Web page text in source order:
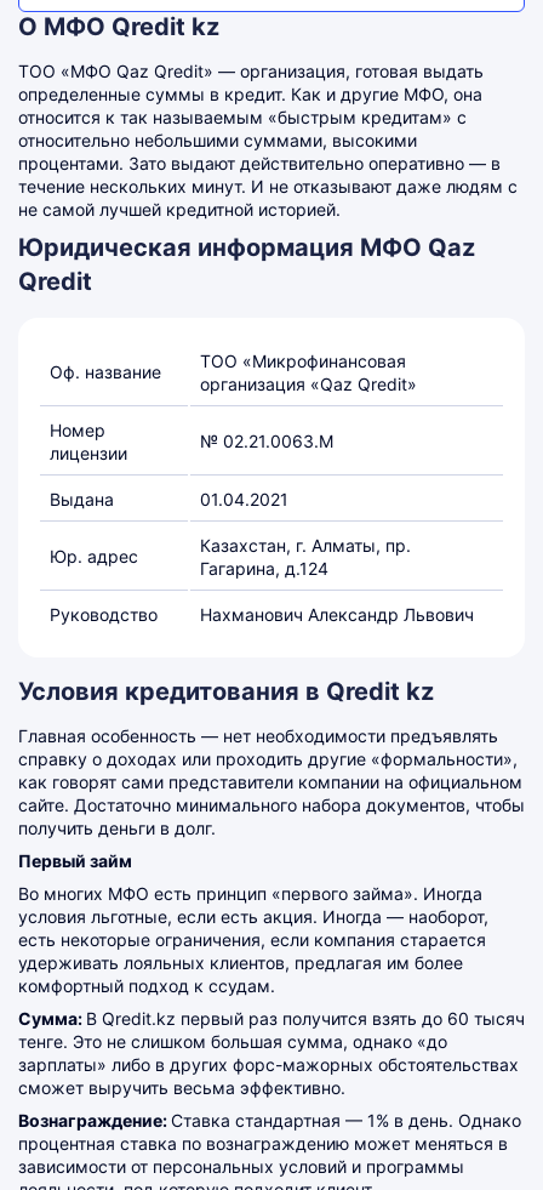
О МФО Qredit kz
ТОО «МФО Qaz Qredit» — организация, готовая выдать
определенные суммы в кредит. Как и другие МФО, она
относится к так называемым «быстрым кредитам» с
относительно небольшими суммами, высокими
процентами. Зато выдают действительно оперативно — в
течение нескольких минут. И не отказывают даже людям с
не самой лучшей кредитной историей.
Юридическая информация МФО Qaz
Qredit
Оф. название
ТОО «Микрофинансовая
организация «Qaz Qredit»
Номер
лицензии
№ 02.21.0063.М
Выдана 01.04.2021
Юр. адрес
Казахстан, г. Алматы, пр.
Гагарина, д.124
Руководство Нахманович Александр Львович
Условия кредитования в Qredit kz
Главная особенность — нет необходимости предъявлять
справку о доходах или проходить другие «формальности»,
как говорят сами представители компании на официальном
сайте. Достаточно минимального набора документов, чтобы
получить деньги в долг.
Первый займ
Во многих МФО есть принцип «первого займа». Иногда
условия льготные, если есть акция. Иногда — наоборот,
есть некоторые ограничения, если компания старается
удерживать лояльных клиентов, предлагая им более
комфортный подход к ссудам.
Сумма: В Qredit.kz первый раз получится взять до 60 тысяч
тенге. Это не слишком большая сумма, однако «до
зарплаты» либо в других форс-мажорных обстоятельствах
сможет выручить весьма эффективно.
Вознаграждение:Ставка стандартная — 1% в день. Однако
процентная ставка по вознаграждению может меняться в
зависимости от персональных условий и программы